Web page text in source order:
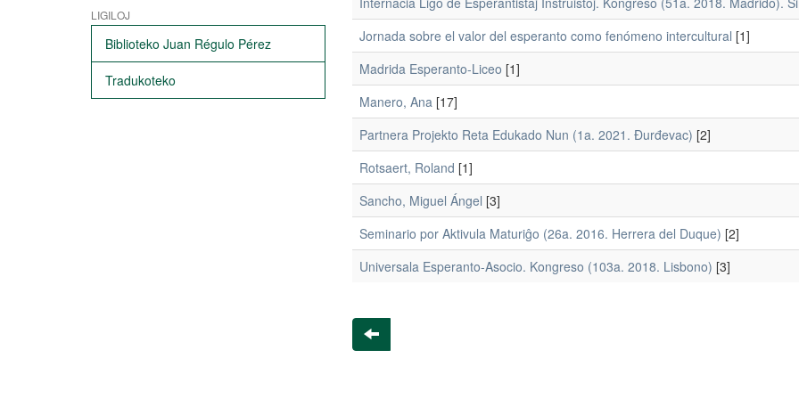
LIGILOJ
Biblioteko Juan Régulo Pérez
Tradukoteko
Jornada sobre el valor del esperanto como fenómeno intercultural [1]
Madrida Esperanto-Liceo [1]
Manero, Ana[17]
Partnera Projekto Reta Edukado Nun (1a. 2021. Đurđevac) [2]
Rotsaert, Roland [1]
Sancho, Miguel Ángel [3]
Seminario por Aktivula Maturiĝo (26a. 2016. Herrera del Duque) [2]
Universala Esperanto-Asocio. Kongreso (103a. 2018. Lisbono) [3]